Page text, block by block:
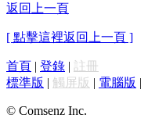
返回上一頁
[ 點擊這裡返回上一頁 ]
首頁 | 登錄 | 註冊
標準版 | 觸屏版 | 電腦版 |
© Comsenz Inc.